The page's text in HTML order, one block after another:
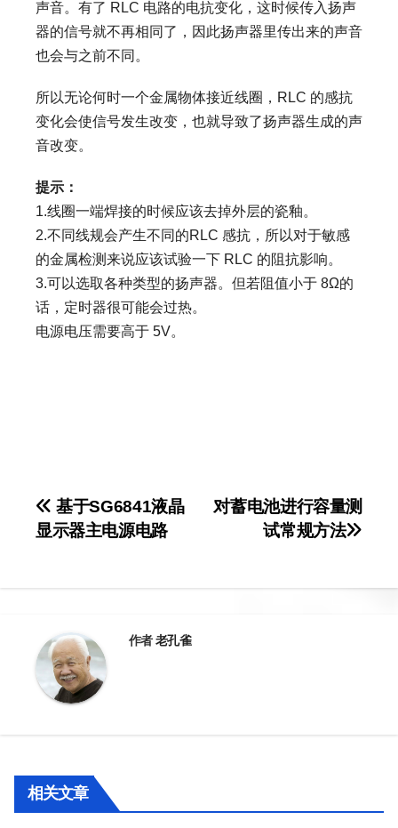
声音。有了 RLC 电路的电抗变化，这时候传入扬声
器的信号就不再相同了，因此扬声器里传出来的声音
也会与之前不同。
所以无论何时一个金属物体接近线圈，RLC 的感抗
变化会使信号发生改变，也就导致了扬声器生成的声
音改变。
提示：
1.线圈一端焊接的时候应该去掉外层的瓷釉。
2.不同线规会产生不同的RLC 感抗，所以对于敏感
的金属检测来说应该试验一下 RLC 的阻抗影响。
3.可以选取各种类型的扬声器。但若阻值小于 8Ω的
话，定时器很可能会过热。
电源电压需要高于 5V。
文
章
对蓄电池进行容量测
试常规方法
基于SG6841液晶
显示器主电源电路
作者老孔雀
相关文章